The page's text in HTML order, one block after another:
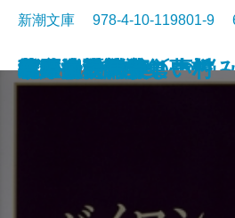
孤独な散歩者の夢想
ゲーテ詩集
脂肪の塊・テリエ館
パルムの僧院〔下〕
巴里の憂鬱
若きウェルテルの悩
ハイネ詩集
女の一生
パルムの僧院〔上〕
三好達治詩集
新潮文庫 978-4-10-119801-9
バイロン詩集
春琴抄
風立ちぬ・美しい村
ヴィヨンの妻
北原白秋詩集
萩原朔太郎詩集
ヘッセ詩集
春の嵐
椿姫
春